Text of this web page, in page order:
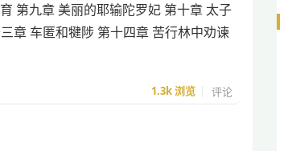
第九章 美丽的耶输陀罗妃 第十章 太子
章 车匿和犍陟 第十四章 苦行林中劝谏
1.3k浏览 评论